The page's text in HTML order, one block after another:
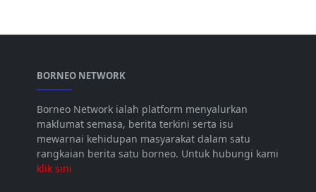
BORNEO NETWORK
Borneo Network ialah platform menyalurkan
maklumat semasa, berita terkini serta isu
mewarnai kehidupan masyarakat dalam satu
rangkaian berita satu borneo. Untuk hubungi kami
klik sini